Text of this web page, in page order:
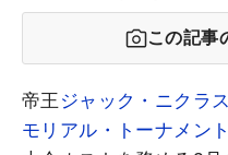
この記事
帝王 ジャック・ニクラス
モリアル・トーナメント